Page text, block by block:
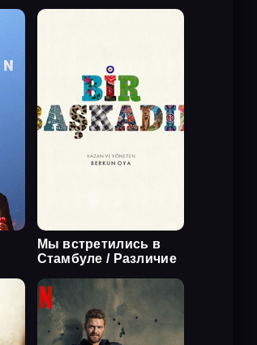
Мы встретились в
Стамбуле / Различие